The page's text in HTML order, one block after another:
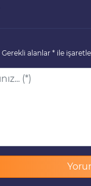
Gerekli alanlar * ile